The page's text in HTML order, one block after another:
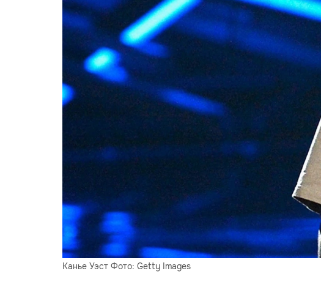
Канье Уэст Фото: Getty Images